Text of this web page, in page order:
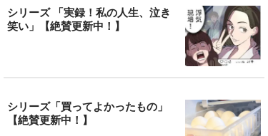
シリーズ 「実録！私の人生、泣き
笑い」【絶賛更新中！】
シリーズ「買ってよかったもの」
【絶賛更新中！】